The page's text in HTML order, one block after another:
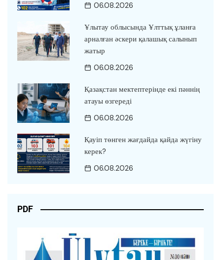
06.08.2026
Ұлытау облысында Ұлттық ұланға
арналған әскери қалашық салынып
жатыр
06.08.2026
Қазақстан мектептерінде екі пәннің
атауы өзгереді
06.08.2026
Қауіп төнген жағдайда қайда жүгіну
керек?
06.08.2026
PDF